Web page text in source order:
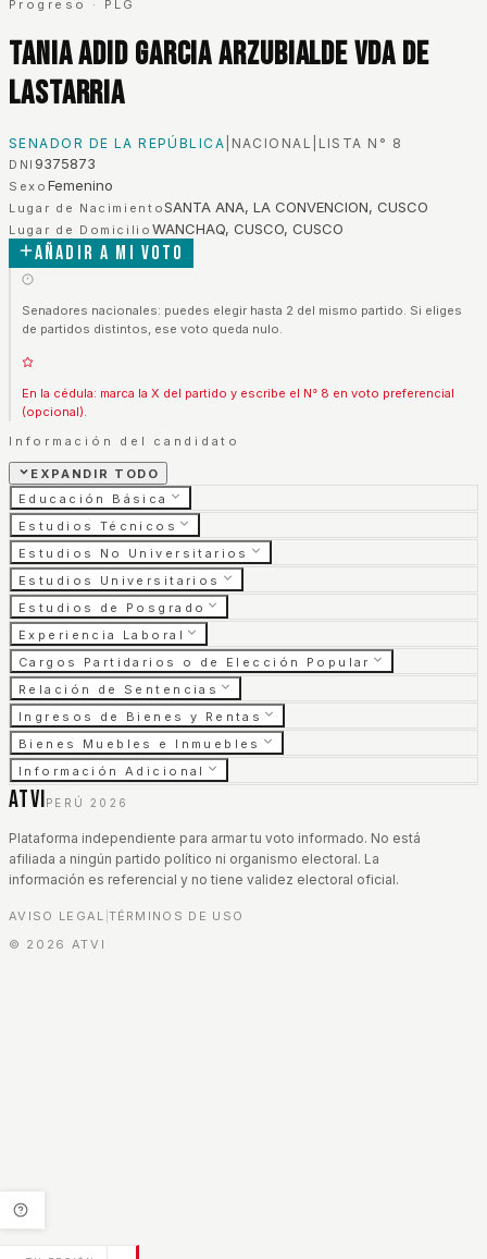
Progreso
· PLG
Tania Adid Garcia Arzubialde Vda De
Lastarria
SENADOR DE LA REPÚBLICA NACIONAL LISTA N° 8
DNI 9375873
Sexo Femenino
Lugar de NacimientoSANTA ANA, LA CONVENCION, CUSCO
Lugar de Domicilio WANCHAQ, CUSCO, CUSCO
Añadir a mi voto
Senadores nacionales: puedes elegir hasta 2 del mismo partido. Si eliges
de partidos distintos, ese voto queda nulo.
En la cédula: marca la X del partido y escribe el N° 8 en voto preferencial
(opcional).
Información del candidato
EXPANDIR TODO
Educación Básica
Estudios Técnicos
Estudios No Universitarios
Estudios Universitarios
Estudios de Posgrado
Experiencia Laboral
Cargos Partidarios o de Elección Popular
Relación de Sentencias
Ingresos de Bienes y Rentas
Bienes Muebles e Inmuebles
Información Adicional
ATVI PERÚ 2026
Plataforma independiente para armar tu voto informado. No está
afiliada a ningún partido político ni organismo electoral. La
información es referencial y no tiene validez electoral oficial.
AVISO LEGAL TÉRMINOS DE USO
© 2026 ATVI